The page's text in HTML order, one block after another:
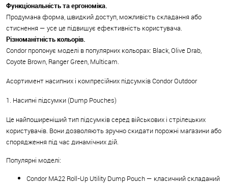
Функціональність та ергономіка.
Продумана форма, швидкий доступ, можливість складання або
стиснення — усе це підвищує ефективність користувача.
Різноманітність кольорів.
Condor пропонує моделі в популярних кольорах: Black, Olive Drab,
Coyote Brown, Ranger Green, Multicam.
Асортимент насипних і компресійних підсумків Condor Outdoor
1. Насипні підсумки (Dump Pouches)
Це найпоширеніший тип підсумків серед військових і стрілецьких
користувачів. Вони дозволяють зручно скидати порожні магазини або
спорядження під час динамічних дій.
Популярні моделі:
Condor MA22 Roll-Up Utility Dump Pouch — класичний складаний